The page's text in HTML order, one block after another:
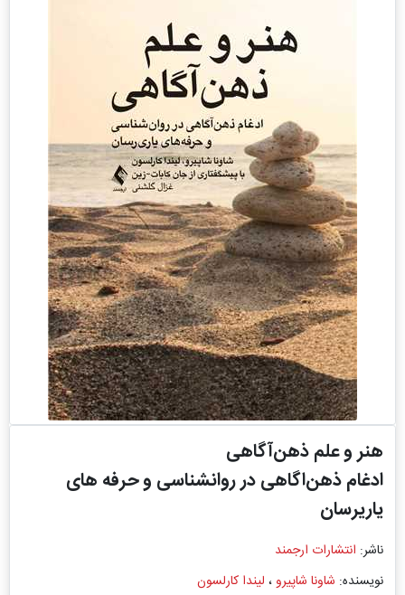
هنر و علم ذهن‌آگاهی
ادغام ذهن‌اگاهی در روانشناسی و حرفه ‌های
یاریرسان
ناشر: انتشارات ارجمند
نویسنده: شاونا شاپیرو، لیندا کارلسون